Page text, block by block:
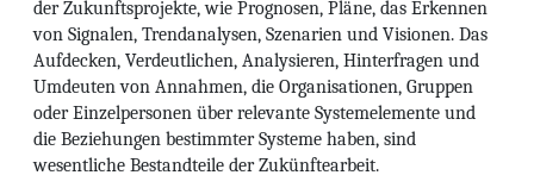
der Zukunftsprojekte, wie Prognosen, Pläne, das Erkennen
von Signalen, Trendanalysen, Szenarien und Visionen. Das
Aufdecken, Verdeutlichen, Analysieren, Hinterfragen und
Umdeuten von Annahmen, die Organisationen, Gruppen
oder Einzelpersonen über relevante Systemelemente und
die Beziehungen bestimmter Systeme haben, sind
wesentliche Bestandteile der Zukünftearbeit.